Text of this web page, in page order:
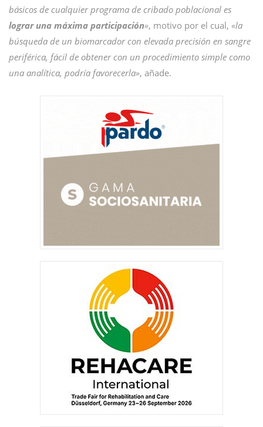
básicos de cualquier programa de cribado poblacional es
lograr una máxima participación», motivo por el cual, «la
búsqueda de un biomarcador con elevada precisión en sangre
periférica, fácil de obtener con un procedimiento simple como
una analítica, podría favorecerla», añade.